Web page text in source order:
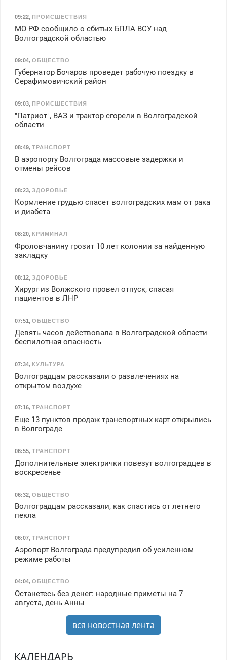
09:22, ПРОИСШЕСТВИЯ
МО РФ сообщило о сбитых БПЛА ВСУ над
Волгоградской областью
09:04, ОБЩЕСТВО
Губернатор Бочаров проведет рабочую поездку в
Серафимовичский район
09:03, ПРОИСШЕСТВИЯ
"Патриот", ВАЗ и трактор сгорели в Волгоградской
области
08:49, ТРАНСПОРТ
В аэропорту Волгограда массовые задержки и
отмены рейсов
08:23, ЗДОРОВЬЕ
Кормление грудью спасет волгоградских мам от рака
и диабета
08:20, КРИМИНАЛ
Фроловчанину грозит 10 лет колонии за найденную
закладку
08:12, ЗДОРОВЬЕ
Хирург из Волжского провел отпуск, спасая
пациентов в ЛНР
07:51, ОБЩЕСТВО
Девять часов действовала в Волгоградской области
беспилотная опасность
07:34, КУЛЬТУРА
Волгоградцам рассказали о развлечениях на
открытом воздухе
07:16, ТРАНСПОРТ
Еще 13 пунктов продаж транспортных карт открылись
в Волгограде
06:55, ТРАНСПОРТ
Дополнительные электрички повезут волгоградцев в
воскресенье
06:32, ОБЩЕСТВО
Волгоградцам рассказали, как спастись от летнего
пекла
06:07, ТРАНСПОРТ
Аэропорт Волгограда предупредил об усиленном
режиме работы
04:04, ОБЩЕСТВО
Останетесь без денег: народные приметы на 7
августа, день Анны
вся новостная лента
КАЛЕНДАРЬ